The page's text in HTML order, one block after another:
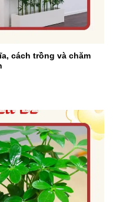
cách trồng và chăm